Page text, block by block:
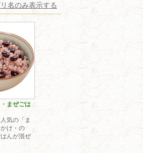
名のみ表示する
まぜごは
気の「ま
け・の
んが混ぜ